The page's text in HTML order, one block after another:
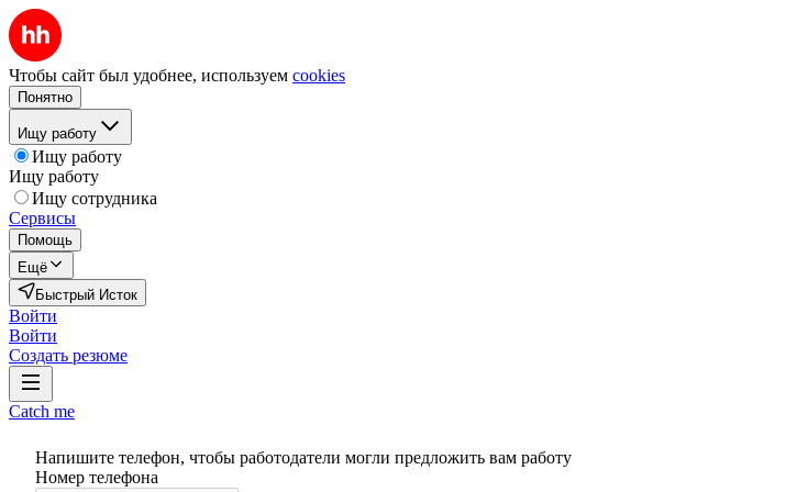
Чтобы сайт был удобнее, используем cookies
Понятно
Ищу работу
Ищу работу
Ищу работу
Ищу сотрудника
Сервисы
Помощь
Ещё
Быстрый Исток
Войти
Войти
Создать резюме
Catch me
Напишите телефон, чтобы работодатели могли предложить вам работу
Номер телефона